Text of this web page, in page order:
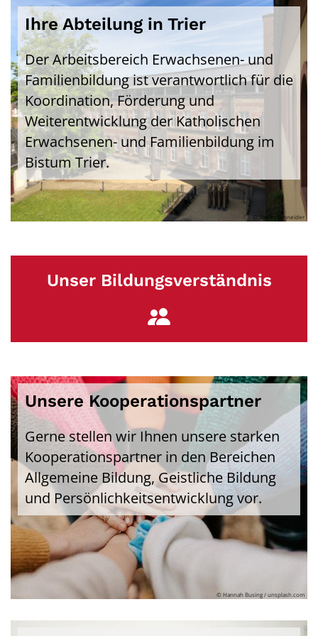
Ihre Abteilung in Trier
Der Arbeitsbereich Erwachsenen- und
Familienbildung ist verantwortlich für die
Koordination, Förderung und
Weiterentwicklung der Katholischen
Erwachsenen- und Familienbildung im
Bistum Trier.
© Stefan Schneider
Unser Bildungsverständnis
Unsere Kooperationspartner
Gerne stellen wir Ihnen unsere starken
Kooperationspartner in den Bereichen
Allgemeine Bildung, Geistliche Bildung
und Persönlichkeitsentwicklung vor.
© Hannah Busing / unsplash.com